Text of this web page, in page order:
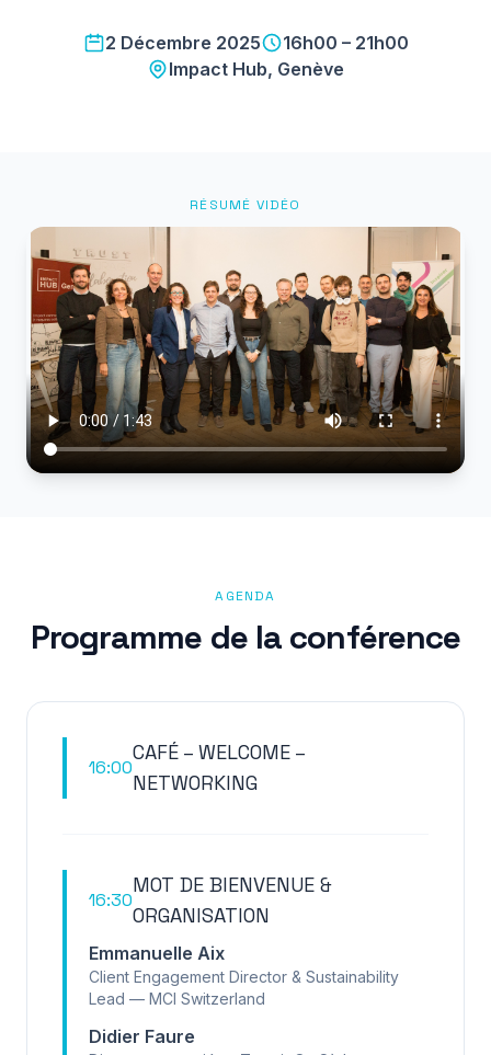
2 Décembre 2025
16h00 – 21h00
Impact Hub, Genève
RÉSUMÉ VIDÉO
AGENDA
Programme de la conférence
16:00
CAFÉ – WELCOME –
NETWORKING
16:30
MOT DE BIENVENUE &
ORGANISATION
Emmanuelle Aix
Client Engagement Director & Sustainability
Lead — MCI Switzerland
Didier Faure